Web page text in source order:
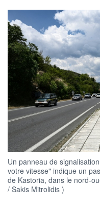
Un panneau de
votre vitesse" indique un
de Kastoria, dans le nord-
/ Sakis Mitrolidis )